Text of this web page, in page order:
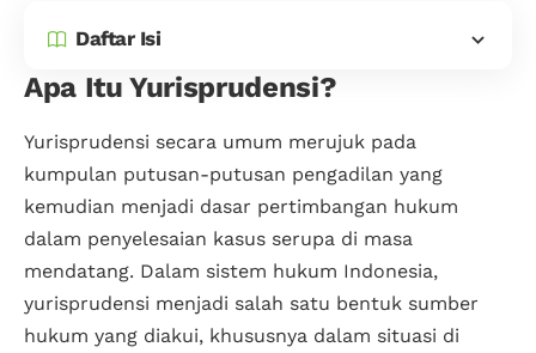
Daftar Isi
Apa Itu Yurisprudensi?
Yurisprudensi secara umum merujuk pada
kumpulan putusan-putusan pengadilan yang
kemudian menjadi dasar pertimbangan hukum
dalam penyelesaian kasus serupa di masa
mendatang. Dalam sistem hukum Indonesia,
yurisprudensi menjadi salah satu bentuk sumber
hukum yang diakui, khususnya dalam situasi di